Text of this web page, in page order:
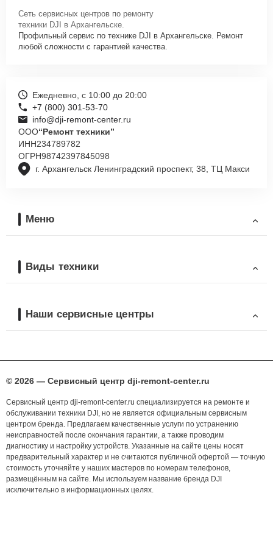
Сеть сервисных центров по ремонту
техники DJI в Архангельске.
Профильный сервис по технике DJI в Архангельске. Ремонт
любой сложности с гарантией качества.
г. Архангельск Ленинградский проспект, 38, ТЦ Макси
Ежедневно, с 10:00 до 20:00
+7 (800) 301-53-70
info@dji-remont-center.ru
ООО“Ремонт техники”
ИНН234789782
ОГРН98742397845098
Меню
Виды техники
Наши сервисные центры
© 2026 — Сервисный центр dji-remont-center.ru
Сервисный центр dji-remont-center.ru специализируется на ремонте и
обслуживании техники DJI, но не является официальным сервисным
центром бренда. Предлагаем качественные услуги по устранению
неисправностей после окончания гарантии, а также проводим
диагностику и настройку устройств. Указанные на сайте цены носят
предварительный характер и не считаются публичной офертой — точную
стоимость уточняйте у наших мастеров по номерам телефонов,
размещённым на сайте. Мы используем название бренда DJI
исключительно в информационных целях.